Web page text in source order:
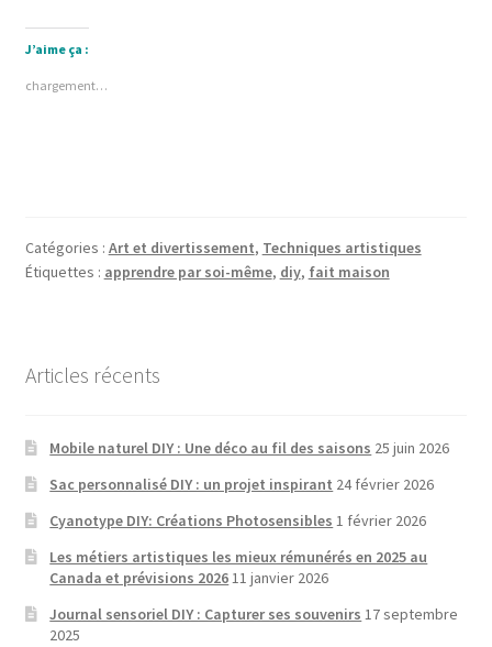
J’aime ça :
chargement…
Catégories : Art et divertissement, Techniques artistiques
Étiquettes : apprendre par soi-même, diy, fait maison
Articles récents
Mobile naturel DIY : Une déco au fil des saisons 25 juin 2026
Sac personnalisé DIY : un projet inspirant 24 février 2026
Cyanotype DIY: Créations Photosensibles 1 février 2026
Les métiers artistiques les mieux rémunérés en 2025 au
Canada et prévisions 202611 janvier 2026
Journal sensoriel DIY : Capturer ses souvenirs 17 septembre
2025